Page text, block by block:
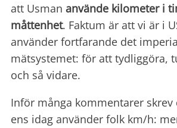
att Usman använde kilometer i
måttenhet. Faktum är att vi är i
använder fortfarande det
mätsystemet: för att tydliggöra,
och så vidare.
Inför många kommentarer
ens idag använder folk km/h: